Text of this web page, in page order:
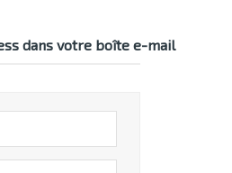
dans votre boîte e-mail